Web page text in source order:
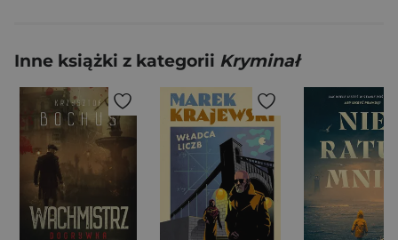
Inne książki z kategorii Kryminał